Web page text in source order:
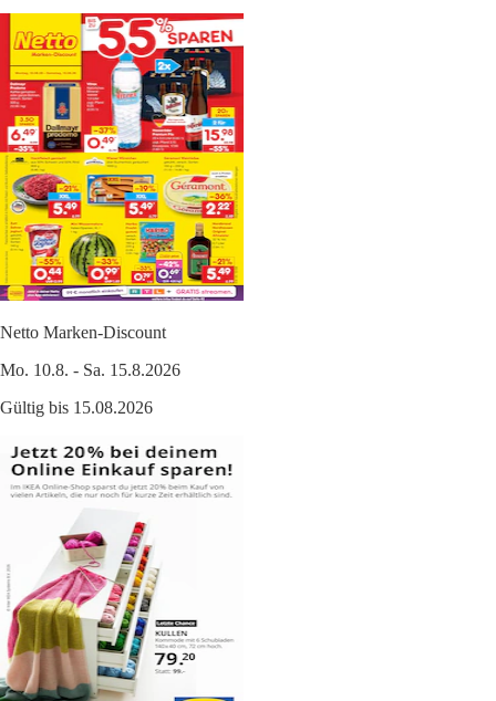
Netto Marken-Discount
Mo. 10.8. - Sa. 15.8.2026
Gültig bis 15.08.2026